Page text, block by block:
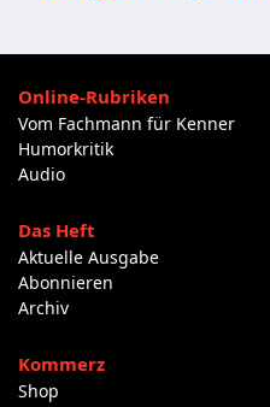
Online-Rubriken
Vom Fachmann für Kenner
Humorkritik
Audio
Das Heft
Aktuelle Ausgabe
Abonnieren
Archiv
Kommerz
Shop